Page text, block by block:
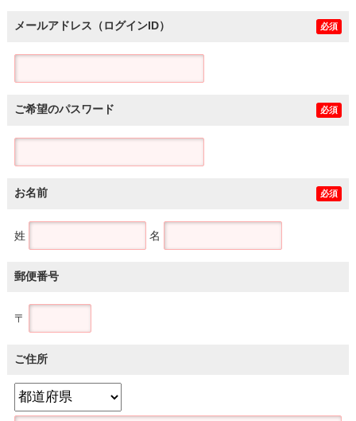
メールアドレス（ログインID） 必須
ご希望のパスワード 必須
お名前 必須
姓 名
郵便番号
〒
ご住所